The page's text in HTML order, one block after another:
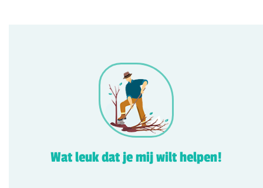
Wat leuk dat je mij wilt helpen!